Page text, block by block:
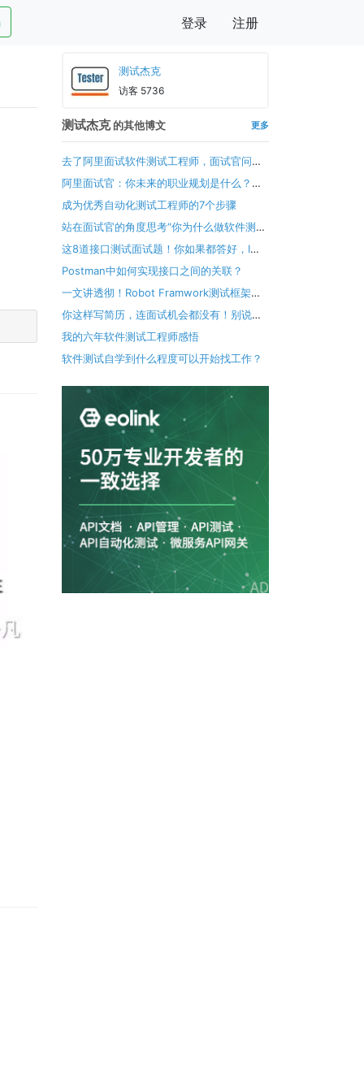
登录 注册
测试杰克
访客 5736
测试杰克的其他博文 更多
去了阿里面试软件测试工程师，面试官问我
3-5年的职业规划！
阿里面试官：你未来的职业规划是什么？这
样回答最加分？
成为优秀自动化测试工程师的7个步骤
站在面试官的角度思考“你为什么做软件测
试”？思路➕参考示例
这8道接口测试面试题！你如果都答好，I
want you！
Postman中如何实现接口之间的关联？
一文讲透彻！Robot Framwork测试框架教
程（全能）
你这样写简历，连面试机会都没有！别说我
没告诉你
我的六年软件测试工程师感悟
软件测试自学到什么程度可以开始找工作？